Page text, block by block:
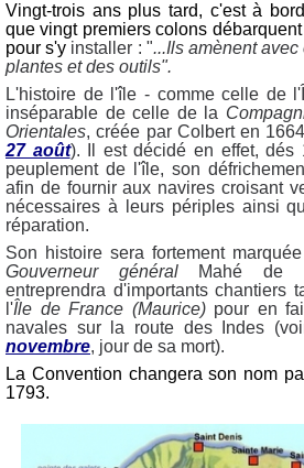
Vingt-trois ans plus tard, c'est à
que vingt premiers colons
pour s'y installer : "...Ils amènent
plantes et des outils".
L'histoire de l'île - comme celle de
inséparable de celle de la
Orientales, créée par Colbert en
27 août). Il est décidé en effet, dés
peuplement de l'île, son
afin de fournir aux navires croisant
nécessaires à leurs périples ainsi
réparation.
Son histoire sera fortement
Gouverneur généralMahé de la
entreprendra d'importants chantiers
l'Île de France (Maurice)pour en
navales sur la route des Indes
novembre, jour de sa mort).
La Convention changera son nom
1793.